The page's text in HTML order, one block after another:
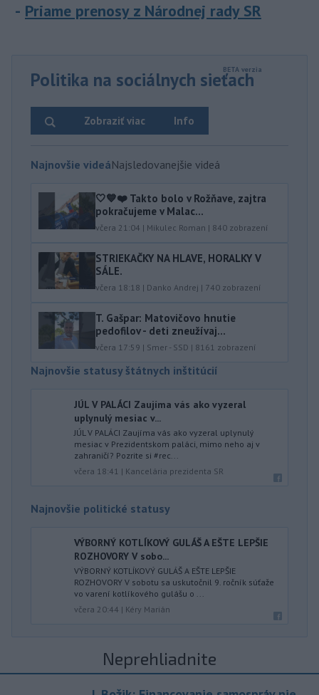
Priame prenosy z Národnej rady SR
Politika na sociálnych sieťach
Info
Zobraziť viac
Najnovšie videáNajsledovanejšie videá
🤍💙❤️ Takto bolo v Rožňave, zajtra
pokračujeme v Malac...
včera 21:04 | Mikulec Roman | 840 zobrazení
STRIEKAČKY NA HLAVE, HORALKY V
SÁLE.
včera 18:18 | Danko Andrej | 740 zobrazení
T. Gašpar: Matovičovo hnutie
pedofilov - deti zneužívaj...
včera 17:59 | Smer - SSD | 8161 zobrazení
Najnovšie statusy štátnych inštitúcií
JÚL V PALÁCI Zaujíma vás ako vyzeral
uplynulý mesiac v...
JÚL V PALÁCI Zaujíma vás ako vyzeral uplynulý
mesiac v Prezidentskom paláci, mimo neho aj v
zahraničí? Pozrite si #rec...
včera 18:41 | Kancelária prezidenta SR
Najnovšie politické statusy
VÝBORNÝ KOTLÍKOVÝ GULÁŠ A EŠTE LEPŠIE
ROZHOVORY V sobo...
VÝBORNÝ KOTLÍKOVÝ GULÁŠ A EŠTE LEPŠIE
ROZHOVORY V sobotu sa uskutočnil 9. ročník súťaže
vo varení kotlíkového gulášu o ...
včera 20:44 | Kéry Marián
Neprehliadnite